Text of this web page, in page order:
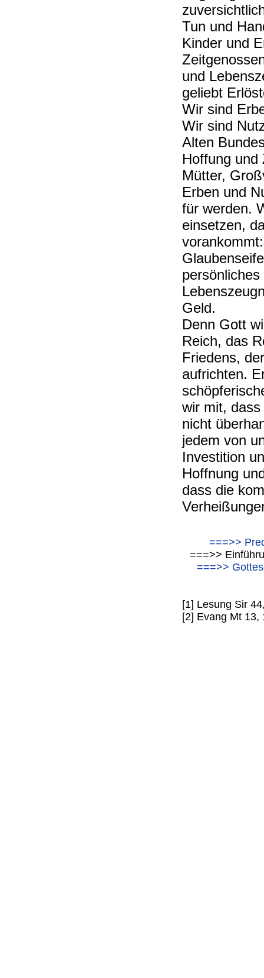
Tun und
Kinder und
und
geliebt
Wir sind
Wir sind
Alten
Hoffung und
Mütter,
Erben und
für werden.
einsetzen,
Geld.
Denn Gott
Reich, das
Friedens,
aufrichten.
wir mit,
nicht
jedem von
Investition
Hoffnung
dass die
===>>
===>>
===>>
[1] Lesung Sir
[2] Evang Mt 13,